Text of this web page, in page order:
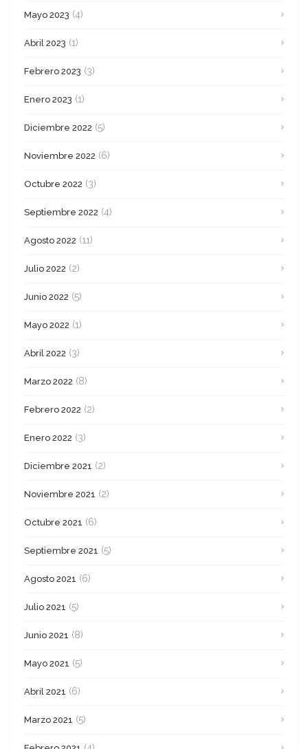
Mayo 2023 (4)
Abril 2023 (1)
Febrero 2023 (3)
Enero 2023 (1)
Diciembre 2022 (5)
Noviembre 2022 (6)
Octubre 2022 (3)
Septiembre 2022 (4)
Agosto 2022 (11)
Julio 2022 (2)
Junio 2022 (5)
Mayo 2022 (1)
Abril 2022 (3)
Marzo 2022 (8)
Febrero 2022 (2)
Enero 2022 (3)
Diciembre 2021 (2)
Noviembre 2021 (2)
Octubre 2021 (6)
Septiembre 2021 (5)
Agosto 2021 (6)
Julio 2021 (5)
Junio 2021 (8)
Mayo 2021 (5)
Abril 2021 (6)
Marzo 2021 (5)